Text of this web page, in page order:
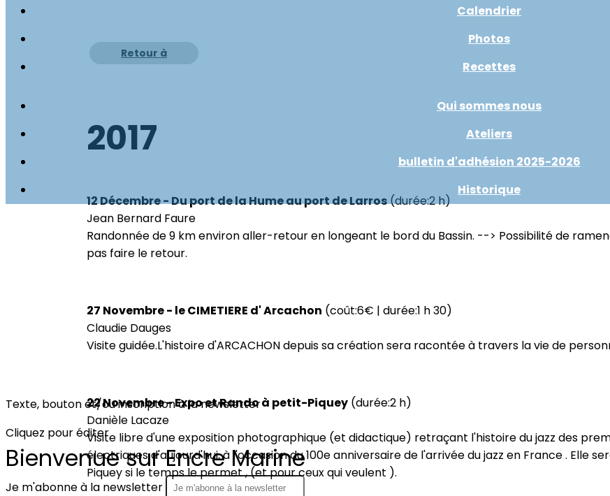
Calendrier
Photos
Recettes
Qui sommes nous
Ateliers
bulletin d'adhésion 2025-2026
Historique
Texte, bouton et/ou inscription à la newsletter
Cliquez pour éditer
Bienvenue sur Encre Marine
Je m'abonne à la newsletter
Retour à
2017
12 Décembre - Du port de la Hume au port de Larros(durée:2 h)
Jean Bernard Faure
Randonnée de 9 km environ aller-retour en longeant le bord du Bassin. --> Possibilité de
pas faire le retour.
27 Novembre - le CIMETIERE d' Arcachon (coût:6€ | durée:1 h 30)
Claudie Dauges
Visite guidée.L'histoire d'ARCACHON depuis sa création sera racontée à travers la vie de
22 Novembre - Expo et Rando à petit-Piquey (durée:2 h)
Danièle Lacaze
Visite libre d'une exposition photographique (et didactique) retraçant l'histoire du jazz des
électriques d'aujourd'hui, à l'occasion du 100e anniversaire de l'arrivée du jazz en France . Elle
Piquey si le temps le permet , (et pour ceux qui veulent ).